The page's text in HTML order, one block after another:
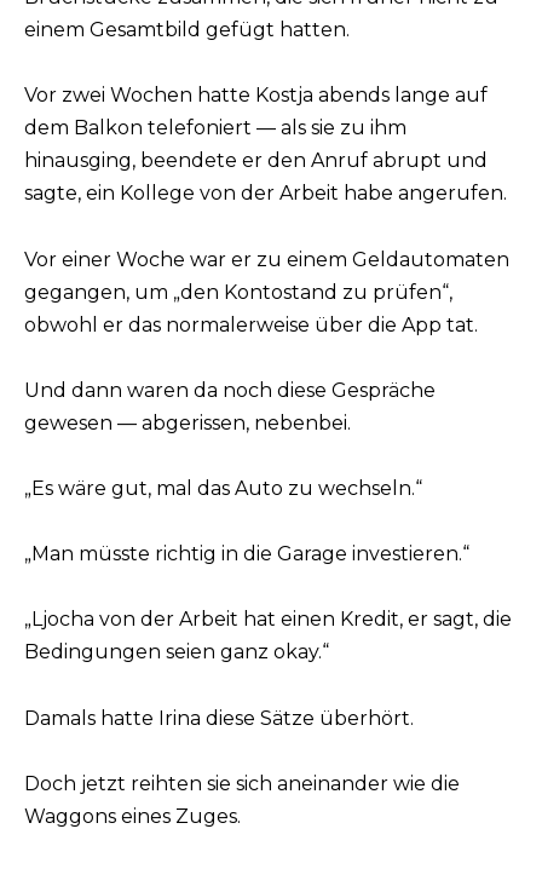
einem Gesamtbild gefügt hatten.
Vor zwei Wochen hatte Kostja abends lange auf
dem Balkon telefoniert — als sie zu ihm
hinausging, beendete er den Anruf abrupt und
sagte, ein Kollege von der Arbeit habe angerufen.
Vor einer Woche war er zu einem Geldautomaten
gegangen, um „den Kontostand zu prüfen“,
obwohl er das normalerweise über die App tat.
Und dann waren da noch diese Gespräche
gewesen — abgerissen, nebenbei.
„Es wäre gut, mal das Auto zu wechseln.“
„Man müsste richtig in die Garage investieren.“
„Ljocha von der Arbeit hat einen Kredit, er sagt, die
Bedingungen seien ganz okay.“
Damals hatte Irina diese Sätze überhört.
Doch jetzt reihten sie sich aneinander wie die
Waggons eines Zuges.